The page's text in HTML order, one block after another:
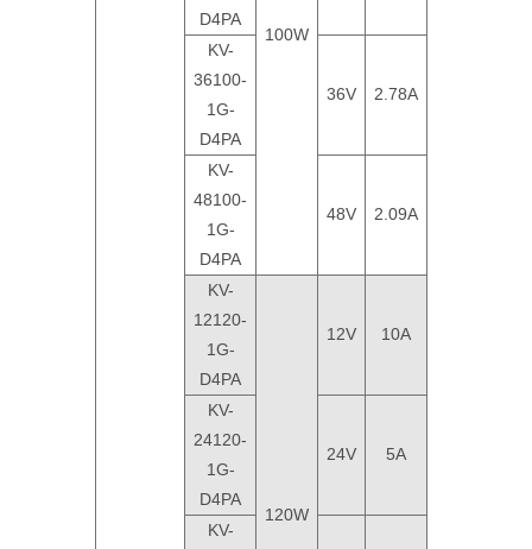
100W
D4PA
KV-
36100-
1G-
D4PA
36V 2.78A
KV-
48100-
1G-
D4PA
48V 2.09A
KV-
12120-
1G-
D4PA
120W
12V 10A
KV-
24120-
1G-
D4PA
24V 5A
KV-